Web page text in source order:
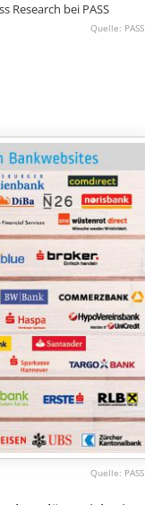
Research bei PASS
PASS
PASS